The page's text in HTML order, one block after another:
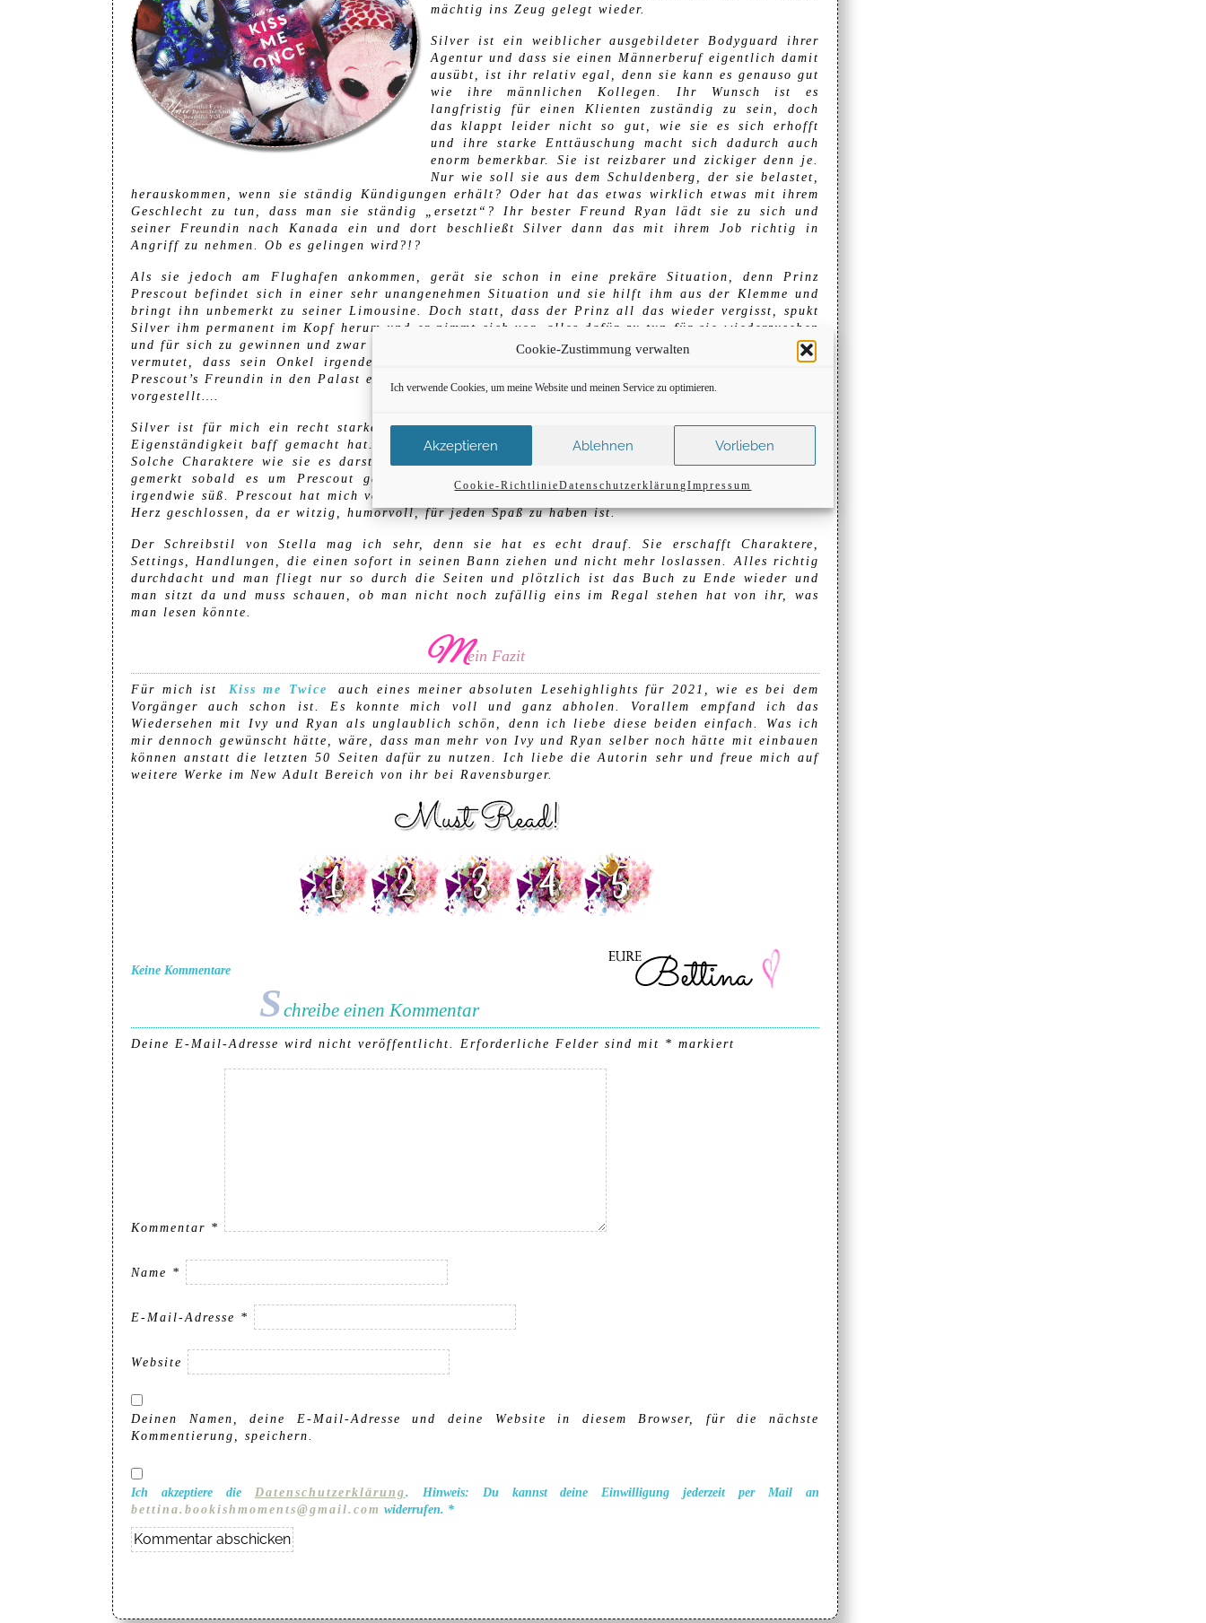
Cookie-Zustimmung verwalten
Ich verwende Cookies, um meine Website und meinen Service zu optimieren.
Akzeptieren Ablehnen Vorlieben
Cookie-RichtlinieDatenschutzerklärungImpressum
mächtig ins Zeug gelegt wieder.
Silver ist ein weiblicher ausgebildeter Bodyguard ihrer
Agentur und dass sie einen Männerberuf eigentlich damit
ausübt, ist ihr relativ egal, denn sie kann es genauso gut
wie ihre männlichen Kollegen. Ihr Wunsch ist es
langfristig für einen Klienten zuständig zu sein, doch
das klappt leider nicht so gut, wie sie es sich erhofft
und ihre starke Enttäuschung macht sich dadurch auch
enorm bemerkbar. Sie ist reizbarer und zickiger denn je.
Nur wie soll sie aus dem Schuldenberg, der sie belastet,
herauskommen, wenn sie ständig Kündigungen erhält? Oder hat das etwas wirklich etwas mit ihrem
Geschlecht zu tun, dass man sie ständig „ersetzt“? Ihr bester Freund Ryan lädt sie zu sich und
seiner Freundin nach Kanada ein und dort beschließt Silver dann das mit ihrem Job richtig in
Angriff zu nehmen. Ob es gelingen wird?!?
Als sie jedoch am Flughafen ankommen, gerät sie schon in eine prekäre Situation, denn Prinz
Prescout befindet sich in einer sehr unangenehmen Situation und sie hilft ihm aus der Klemme und
bringt ihn unbemerkt zu seiner Limousine. Doch statt, dass der Prinz all das wieder vergisst, spukt
Silver ihm permanent im Kopf herum und er nimmt sich vor, alles dafür zu tun für sie wiederzusehen
und für sich zu gewinnen und zwar als seinen neuen Bodyguard. Nur da gibt es ein Problem, denn er
vermutet, dass sein Onkel irgendetwas Böses im Schilde führt. Daher wird Silver Inkognito als
Prescout’s Freundin in den Palast eingeschmuggelt. Nur so hat sie sich ihren Urlaub alles andere als
vorgestellt….
Silver ist für mich ein recht starker, taffer und ziemlich weiblicher Charakter, die mich mit ihrer
Eigenständigkeit baff gemacht hat. Da kann ich mir selber ja noch eine Scheibe von abschneiden.
Solche Charaktere wie sie es darstellt, sollte es öfter mal geben in Büchern und man hat einfach
gemerkt sobald es um Prescout geht, wurde sie sofort unvorsichtig und tollpatschig. War aber
irgendwie süß. Prescout hat mich vom ersten Moment an, als er auf der Bildfläche erschien in mein
Herz geschlossen, da er witzig, humorvoll, für jeden Spaß zu haben ist.
Der Schreibstil von Stella mag ich sehr, denn sie hat es echt drauf. Sie erschafft Charaktere,
Settings, Handlungen, die einen sofort in seinen Bann ziehen und nicht mehr loslassen. Alles richtig
durchdacht und man fliegt nur so durch die Seiten und plötzlich ist das Buch zu Ende wieder und
man sitzt da und muss schauen, ob man nicht noch zufällig eins im Regal stehen hat von ihr, was
man lesen könnte.
Mein Fazit
Für mich ist Kiss me Twice
auch eines meiner absoluten Lesehighlights für 2021, wie es bei dem
Vorgänger auch schon ist. Es konnte mich voll und ganz abholen. Vorallem empfand ich das
Wiedersehen mit Ivy und Ryan als unglaublich schön, denn ich liebe diese beiden einfach. Was ich
mir dennoch gewünscht hätte, wäre, dass man mehr von Ivy und Ryan selber noch hätte mit einbauen
können anstatt die letzten 50 Seiten dafür zu nutzen. Ich liebe die Autorin sehr und freue mich auf
weitere Werke im New Adult Bereich von ihr bei Ravensburger.
Keine Kommentare
Schreibe einen Kommentar
Deine E-Mail-Adresse wird nicht veröffentlicht. Erforderliche Felder sind mit * markiert
Kommentar *
Name *
E-Mail-Adresse *
Website
Deinen Namen, deine E-Mail-Adresse und deine Website in diesem Browser, für die nächste
Kommentierung, speichern.
Ich akzeptiere die Datenschutzerklärung. Hinweis: Du kannst deine Einwilligung jederzeit per Mail an
bettina.bookishmoments@gmail.com widerrufen. *